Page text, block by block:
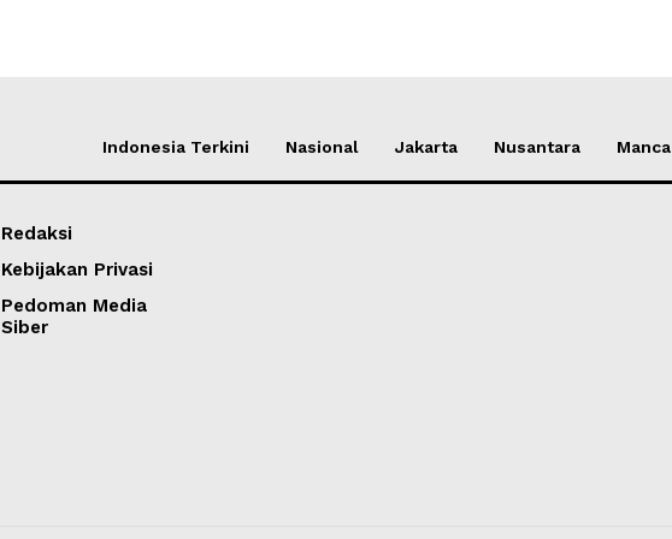
Indonesia Terkini Nasional Jakarta Nusantara Manca
Redaksi
Kebijakan Privasi
Pedoman Media
Siber